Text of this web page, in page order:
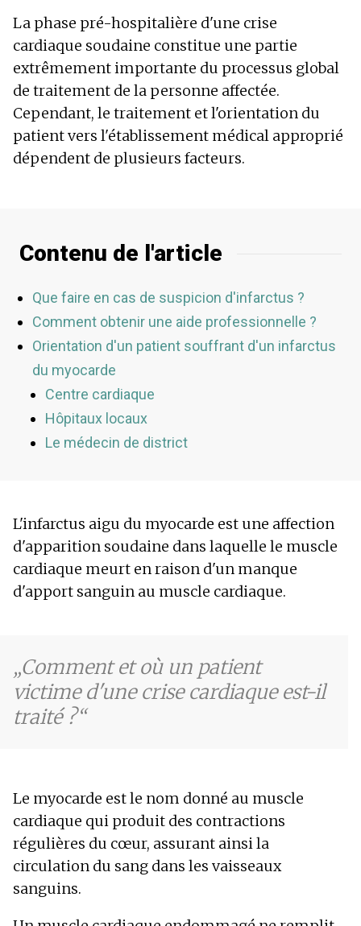
La phase pré-hospitalière d'une crise
cardiaque soudaine constitue une partie
extrêmement importante du processus global
de traitement de la personne affectée.
Cependant, le traitement et l'orientation du
patient vers l'établissement médical approprié
dépendent de plusieurs facteurs.
Contenu de l'article
Que faire en cas de suspicion d'infarctus ?
Comment obtenir une aide professionnelle ?
Orientation d'un patient souffrant d'un infarctus
du myocarde
Centre cardiaque
Hôpitaux locaux
Le médecin de district
L'infarctus aigu du myocarde est une affection
d'apparition soudaine dans laquelle le muscle
cardiaque meurt en raison d'un manque
d'apport sanguin au muscle cardiaque.
Comment et où un patient
victime d'une crise cardiaque est-il
traité ?
Le myocarde est le nom donné au muscle
cardiaque qui produit des contractions
régulières du cœur, assurant ainsi la
circulation du sang dans les vaisseaux
sanguins.